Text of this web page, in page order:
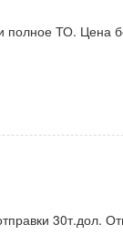
полное ТО. Цена
30т.дол.